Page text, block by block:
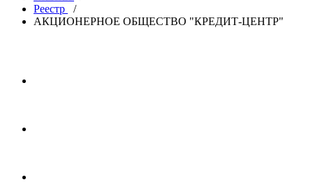
Реестр
/
АКЦИОНЕРНОЕ ОБЩЕСТВО "КРЕДИТ-ЦЕНТР"